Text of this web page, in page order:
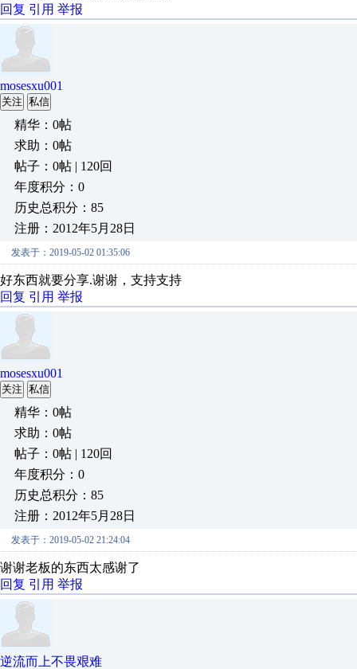
回复 引用 举报
mosesxu001
关注 私信
精华：0帖
求助：0帖
帖子：0帖 | 120回
年度积分：0
历史总积分：85
注册：2012年5月28日
发表于：2019-05-02 01:35:06
好东西就要分享.谢谢，支持支持
回复 引用 举报
mosesxu001
关注 私信
精华：0帖
求助：0帖
帖子：0帖 | 120回
年度积分：0
历史总积分：85
注册：2012年5月28日
发表于：2019-05-02 21:24:04
谢谢老板的东西太感谢了
回复 引用 举报
逆流而上不畏艰难